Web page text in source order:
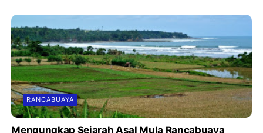
RANCABUAYA
Mengungkap Sejarah Asal Mula Rancabuaya